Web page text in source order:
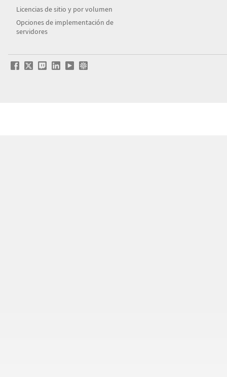
Licencias de sitio y por volumen
Opciones de implementación de
servidores